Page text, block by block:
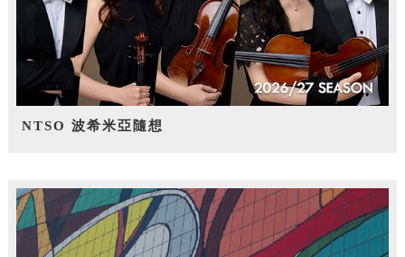
NTSO 波希米亞隨想